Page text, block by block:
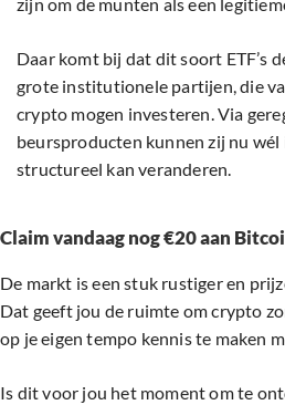
Daar komt bij dat dit soort ETF’s
grote institutionele partijen, die
crypto mogen investeren. Via
beursproducten kunnen zij nu
structureel kan veranderen.
Claim vandaag nog €20 aan
De markt is een stuk rustiger en
Dat geeft jou de ruimte om crypto
op je eigen tempo kennis te maken
Is dit voor jou het moment om te